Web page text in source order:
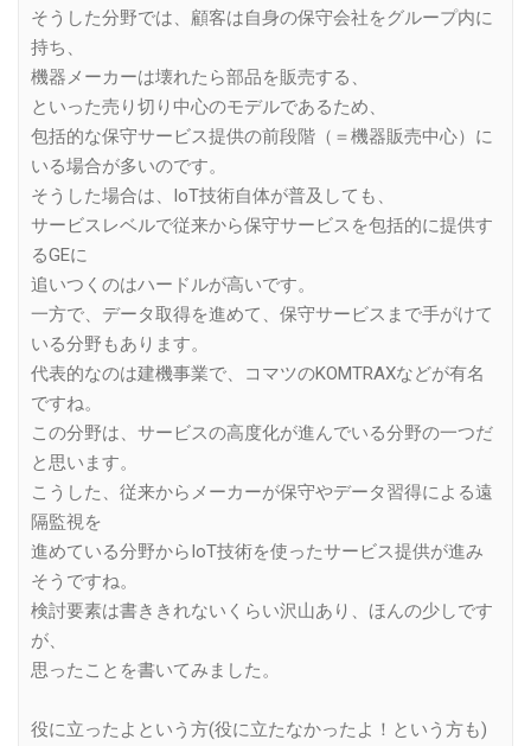
そうした分野では、顧客は自身の保守会社をグループ内に
持ち、
機器メーカーは壊れたら部品を販売する、
といった売り切り中心のモデルであるため、
包括的な保守サービス提供の前段階（＝機器販売中心）に
いる場合が多いのです。
そうした場合は、IoT技術自体が普及しても、
サービスレベルで従来から保守サービスを包括的に提供す
るGEに
追いつくのはハードルが高いです。
一方で、データ取得を進めて、保守サービスまで手がけて
いる分野もあります。
代表的なのは建機事業で、コマツのKOMTRAXなどが有名
ですね。
この分野は、サービスの高度化が進んでいる分野の一つだ
と思います。
こうした、従来からメーカーが保守やデータ習得による遠
隔監視を
進めている分野からIoT技術を使ったサービス提供が進み
そうですね。
検討要素は書ききれないくらい沢山あり、ほんの少しです
が、
思ったことを書いてみました。
役に立ったよという方(役に立たなかったよ！という方も)